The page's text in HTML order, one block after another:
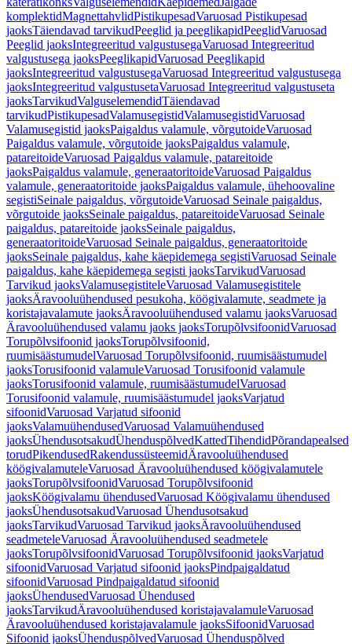
komplektidMagnettahvlidPistikupesadVaruosad Pistikupesad
jaoksTäiendavad tarvikudPeeglid ja peeglikapidPeeglidVaruosad
Peeglid jaoksIntegreeritud valgustusegaVaruosad Integreeritud
valgustusega jaoksPeeglikapidVaruosad Peeglikapid
jaoksIntegreeritud valgustusegaVaruosad Integreeritud valgustusega
jaoksIntegreeritud valgustusetaVaruosad Integreeritud valgustuseta
jaoksTarvikudValguselemendidTäiendavad
tarvikudPistikupesadValamusegistidValamusegistidVaruosad
Valamusegistid jaoksPaigaldus valamule, võrgutoideVaruosad
Paigaldus valamule, võrgutoide jaoksPaigaldus valamule,
patareitoideVaruosad Paigaldus valamule, patareitoide
jaoksPaigaldus valamule, generaatoritoideVaruosad Paigaldus
valamule, generaatoritoide jaoksPaigaldus valamule, ühehoovaline
segistiSeinale paigaldus, võrgutoideVaruosad Seinale paigaldus,
võrgutoide jaoksSeinale paigaldus, patareitoideVaruosad Seinale
paigaldus, patareitoide jaoksSeinale paigaldus,
generaatoritoideVaruosad Seinale paigaldus, generaatoritoide
jaoksSeinale paigaldus, kahe käepidemega segistiVaruosad Seinale
paigaldus, kahe käepidemega segisti jaoksTarvikudVaruosad
Tarvikud jaoksValamusegistiteleVaruosad Valamusegistitele
jaoksÄravooluühendused pesukoha, köögivalamute, seadmete ja
koristajavalamute jaoksÄravooluühendused valamu jaoksVaruosad
Äravooluühendused valamu jaoks jaoksTorupõlvsifoonidVaruosad
Torupõlvsifoonid jaoksTorupõlvsifoonid,
ruumisäästumudelVaruosad Torupõlvsifoonid, ruumisäästumudel
jaoksTorusifoonid valamuleVaruosad Torusifoonid valamule
jaoksTorusifoonid valamule, ruumisäästumudelVaruosad
Torusifoonid valamule, ruumisäästumudel jaoksVarjatud
sifoonidVaruosad Varjatud sifoonid
jaoksValamuühendusedVaruosad Valamuühendused
jaoksÜhendusotsakudÜhenduspõlvedKattedTihendidPõrandapealsed
torudPikendusedRakendussüsteemidÄravooluühendused
köögivalamuteleVaruosad Äravooluühendused köögivalamutele
jaoksTorupõlvsifoonidVaruosad Torupõlvsifoonid
jaoksKöögivalamu ühendusedVaruosad Köögivalamu ühendused
jaoksÜhendusotsakudVaruosad Ühendusotsakud
jaoksTarvikudVaruosad Tarvikud jaoksÄravooluühendused
seadmeteleVaruosad Äravooluühendused seadmetele
jaoksTorupõlvsifoonidVaruosad Torupõlvsifoonid jaoksVarjatud
sifoonidVaruosad Varjatud sifoonid jaoksPindpaigaldatud
sifoonidVaruosad Pindpaigaldatud sifoonid
jaoksÜhendusedVaruosad Ühendused
jaoksTarvikudÄravooluühendused koristajavalamuleVaruosad
Äravooluühendused koristajavalamule jaoksSifoonidVaruosad
Sifoonid jaoksÜhenduspõlvedVaruosad Ühenduspõlved